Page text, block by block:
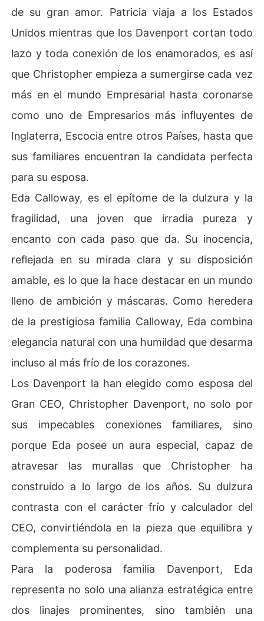
de su gran amor. Patricia viaja a los Estados
Unidos mientras que los Davenport cortan todo
lazo y toda conexión de los enamorados, es así
que Christopher empieza a sumergirse cada vez
más en el mundo Empresarial hasta coronarse
como uno de Empresarios más influyentes de
Inglaterra, Escocia entre otros Países, hasta que
sus familiares encuentran la candidata perfecta
para su esposa.
Eda Calloway, es el epítome de la dulzura y la
fragilidad, una joven que irradia pureza y
encanto con cada paso que da. Su inocencia,
reflejada en su mirada clara y su disposición
amable, es lo que la hace destacar en un mundo
lleno de ambición y máscaras. Como heredera
de la prestigiosa familia Calloway, Eda combina
elegancia natural con una humildad que desarma
incluso al más frío de los corazones.
Los Davenport la han elegido como esposa del
Gran CEO, Christopher Davenport, no solo por
sus impecables conexiones familiares, sino
porque Eda posee un aura especial, capaz de
atravesar las murallas que Christopher ha
construido a lo largo de los años. Su dulzura
contrasta con el carácter frío y calculador del
CEO, convirtiéndola en la pieza que equilibra y
complementa su personalidad.
Para la poderosa familia Davenport, Eda
representa no solo una alianza estratégica entre
dos linajes prominentes, sino también una